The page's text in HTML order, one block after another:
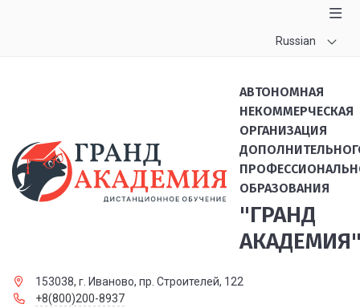
Russian
АВТОНОМНАЯ
НЕКОММЕРЧЕСКАЯ
ОРГАНИЗАЦИЯ
ОБРАЗОВАНИЯ
"ГРАНД
153038, г. Иваново, пр. Строителей, 122
+8(800)200-8937